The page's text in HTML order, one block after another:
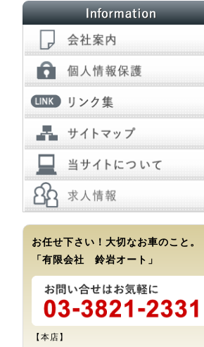
お任せ下さい！大切なお車のこと。
「有限会社 鈴岩オート」
【本店】